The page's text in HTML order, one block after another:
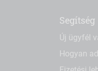
Segítség
Új ügyfél
Hogyan